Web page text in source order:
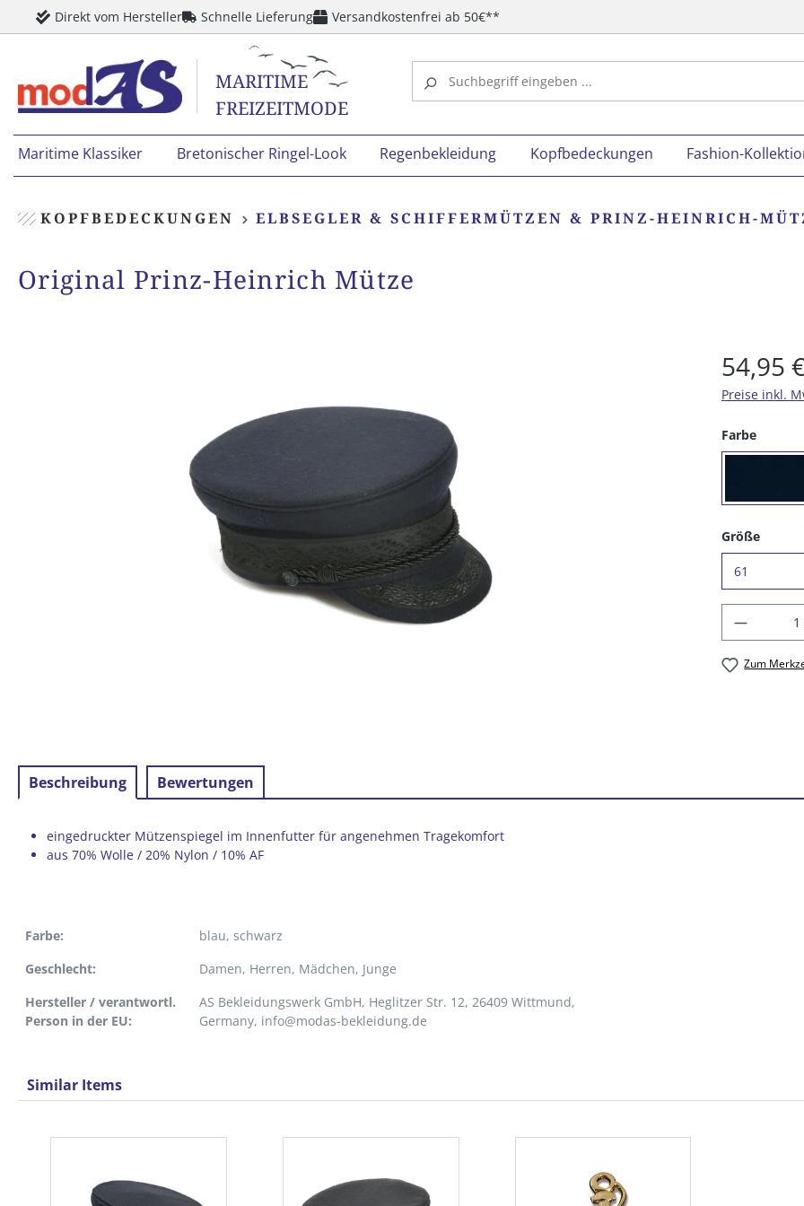
Zur Hauptnavigation springen
Direkt vom Hersteller Schnelle Lieferung Versandkostenfrei ab 50€**
MARITIME
FREIZEITMODE
Maritime Klassiker Bretonischer Ringel-Look Regenbekleidung Kopfbedeckungen Fashion-
KOPFBEDECKUNGEN ELBSEGLER & SCHIFFERMÜTZEN & PRINZ-HEINRICH-
Original Prinz-Heinrich Mütze
54,95
Preise inkl.
Farbe
Größe
Zum
Beschreibung Bewertungen
eingedruckter Mützenspiegel im Innenfutter für angenehmen Tragekomfort
aus 70% Wolle / 20% Nylon / 10% AF
Farbe: blau, schwarz
Geschlecht:
Damen, Herren, Mädchen, Junge
Hersteller / verantwortl.
Person in der EU:
AS Bekleidungswerk GmbH, Heglitzer Str. 12, 26409 Wittmund,
Germany, info@modas-bekleidung.de
Similar Items